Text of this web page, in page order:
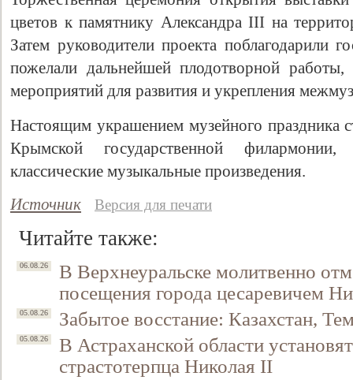
цветов к памятнику Александра III на
Затем руководители проекта поблагодарили
пожелали дальнейшей плодотворной
мероприятий для развития и укрепления
Настоящим украшением музейного праздника
Крымской государственной
классические музыкальные произведения.
Источник
Версия для печати
Читайте также:
06.08.26
В Верхнеуральске молитвенно
посещения города цесаревичем
05.08.26 Забытое восстание: Казахстан,
05.08.26
В Астраханской области
страстотерпца Николая II